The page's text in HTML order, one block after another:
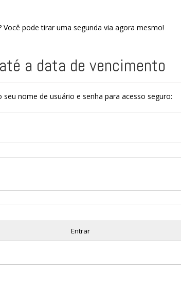
Você pode tirar uma segunda via agora mesmo!
a data de vencimento
seu nome de usuário e senha para acesso seguro: